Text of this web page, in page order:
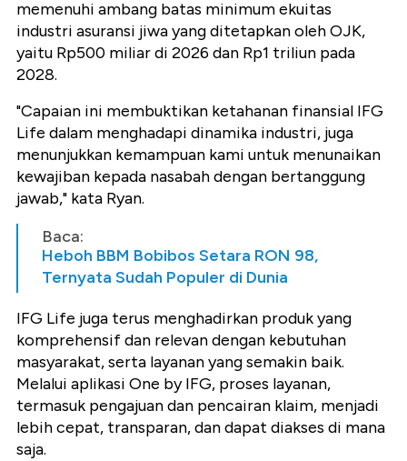
memenuhi ambang batas minimum ekuitas
industri asuransi jiwa yang ditetapkan oleh OJK,
yaitu Rp500 miliar di 2026 dan Rp1 triliun pada
2028.
"Capaian ini membuktikan ketahanan finansial IFG
Life dalam menghadapi dinamika industri, juga
menunjukkan kemampuan kami untuk menunaikan
kewajiban kepada nasabah dengan bertanggung
jawab," kata Ryan.
Baca:
Heboh BBM Bobibos Setara RON 98,
Ternyata Sudah Populer di Dunia
IFG Life juga terus menghadirkan produk yang
komprehensif dan relevan dengan kebutuhan
masyarakat, serta layanan yang semakin baik.
Melalui aplikasi One by IFG, proses layanan,
termasuk pengajuan dan pencairan klaim, menjadi
lebih cepat, transparan, dan dapat diakses di mana
saja.